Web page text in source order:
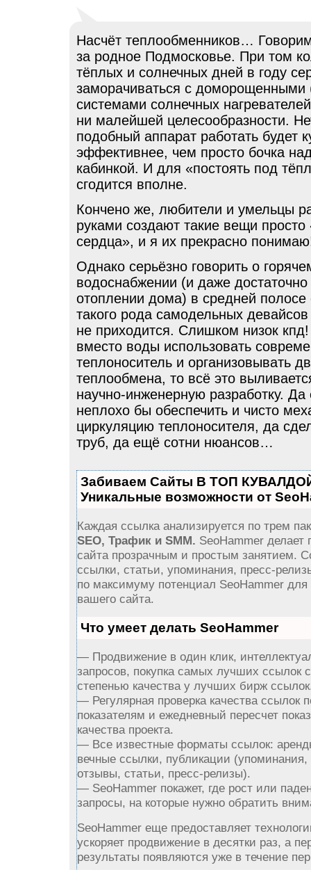
Насчёт теплообменников…
за родное Подмосковье. При том
тёплых и солнечных дней в году
заморачиваться с доморощенными
системами солнечных
ни малейшей целесообразности.
подобный аппарат работать будет
эффективнее, чем просто бочка
кабинкой. И для «постоять под
сгодится вполне.
Кончено же, любители и умельцы
руками создают такие вещи
сердца», и я их прекрасно
Однако серьёзно говорить о
водоснабжении (и даже
отоплении дома) в средней
такого рода самодельных девайсов
не приходится. Слишком низок
вместо воды использовать
теплоноситель и организовывать
теплообмена, то всё это
научно-инженерную разработку.
неплохо бы обеспечить и чисто
циркуляцию теплоносителя, да
труб, да ещё сотни нюансов…
Забиваем Сайты В ТОП
Уникальные возможности от
Каждая ссылка анализируется по трем
SEO, Трафик и SMM. SeoHammer делает
сайта прозрачным и простым занятием.
ссылки, статьи, упоминания, пресс-
по максимуму потенциал SeoHammer
вашего сайта.
Что умеет делать SeoHammer
— Продвижение в один клик,
запросов, покупка самых лучших ссылок
степенью качества у лучших бирж
— Регулярная проверка качества ссылок
показателям и ежедневный пересчет
качества проекта.
— Все известные форматы ссылок:
вечные ссылки, публикации
отзывы, статьи, пресс-релизы).
— SeoHammer покажет, где рост или
запросы, на которые нужно обратить
SeoHammer еще предоставляет
ускоряет продвижение в десятки раз, а
результаты появляются уже в течение